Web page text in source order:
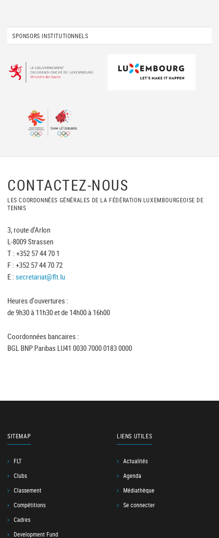
SPONSORS INSTITUTIONNELS
CONTACTEZ-NOUS
LES COORDONNÉES GÉNÉRALES DE LA FÉDÉRATION LUXEMBOURGEOISE DE
TENNIS
3, route d'Arlon
L-8009 Strassen
T : +352 57 44 70 1
F : +352 57 44 70 72
E : secretariat@flt.lu
Heures d'ouvertures :
de 9h30 à 11h30 et de 14h00 à 16h00
Coordonnées bancaires :
BGL BNP Paribas LU41 0030 7000 0183 0000
SITEMAP
FLT
Clubs
Classement
Compétitions
Cadres
Development Fund
LIENS UTILES
Actualités
Agenda
Médiathèque
Se connecter